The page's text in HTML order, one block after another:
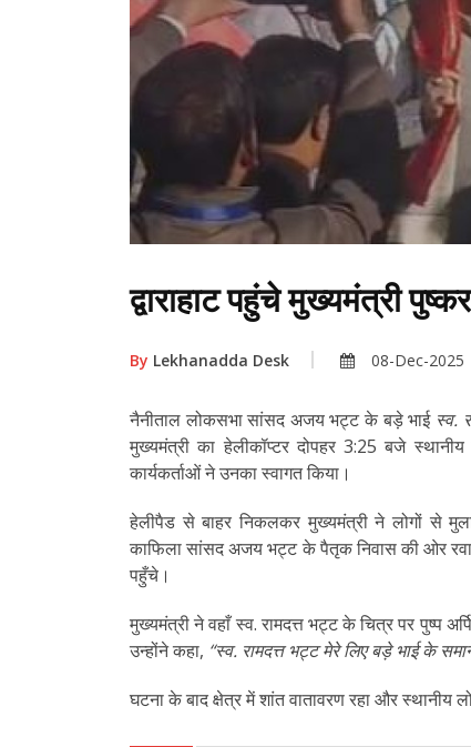
द्वाराहाट पहुंचे मुख्यमंत्री
By Lekhanadda Desk 08-Dec-2025
नैनीताल लोकसभा सांसद अजय भट्ट के बड़े भाई स्व.
मुख्यमंत्री का हेलीकॉप्टर दोपहर 3:25 बजे
कार्यकर्ताओं ने उनका स्वागत किया।
हेलीपैड से बाहर निकलकर मुख्यमंत्री ने लोगों से
काफिला सांसद अजय भट्ट के पैतृक निवास की ओर
पहुँचे।
मुख्यमंत्री ने वहाँ स्व. रामदत्त भट्ट के चित्र पर पुष्प
उन्होंने कहा, “स्व. रामदत्त भट्ट मेरे लिए बड़े भाई के
घटना के बाद क्षेत्र में शांत वातावरण रहा और स्थानीय